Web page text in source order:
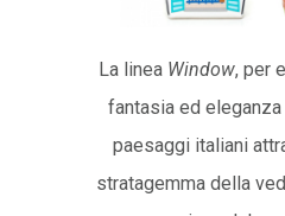
La linea Window, per
fantasia ed
paesaggi italiani
stratagemma della